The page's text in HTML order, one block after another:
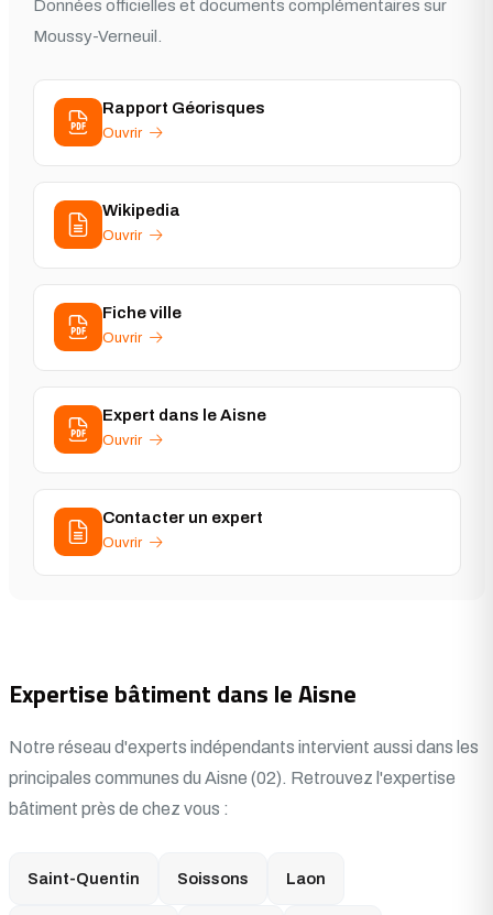
Données officielles et documents complémentaires sur
Moussy-Verneuil.
Rapport Géorisques
Ouvrir
Wikipedia
Ouvrir
Fiche ville
Ouvrir
Expert dans le Aisne
Ouvrir
Contacter un expert
Ouvrir
Expertise bâtiment dans le Aisne
Notre réseau d'experts indépendants intervient aussi dans les
principales communes du Aisne (02). Retrouvez l'expertise
bâtiment près de chez vous :
Saint-Quentin Soissons Laon